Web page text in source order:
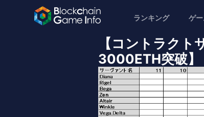
ランキング ゲ
【コントラク
3000ETH突破